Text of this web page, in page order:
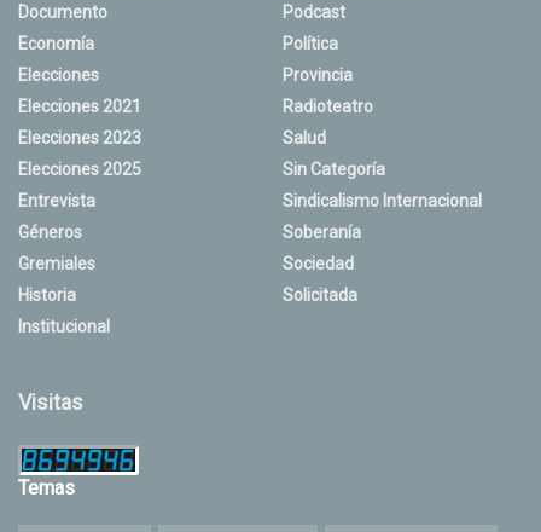
Documento
Economía
Elecciones
Elecciones 2021
Elecciones 2023
Elecciones 2025
Entrevista
Géneros
Gremiales
Historia
Institucional
Podcast
Política
Provincia
Radioteatro
Salud
Sin Categoría
Sindicalismo Internacional
Soberanía
Sociedad
Solicitada
Visitas
Temas